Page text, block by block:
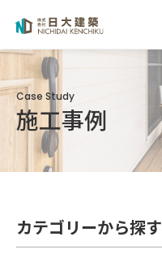
Case Study
施工事例
カテゴリーから探す